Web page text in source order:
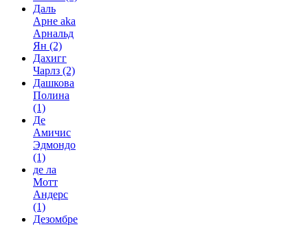
Даль
Арне aka
Арнальд
Ян (2)
Дахигг
Чарлз (2)
Дашкова
Полина
(1)
Де
Амичис
Эдмондо
(1)
де ла
Мотт
Андерс
(1)
Дезомбре